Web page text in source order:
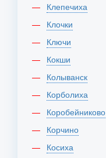
Клепечиха
Клочки
Ключи
Кокши
Колыванск
Корболиха
Коробейниково
Корчино
Косиха